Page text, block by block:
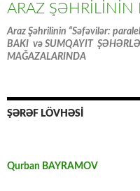
ARAZ ŞƏHRİLİNİN
Araz Şəhrilinin “Səfəvilər:
BAKI və SUMQAYIT
MAĞAZALARINDA
ŞƏRƏF LÖVHƏSİ
Qurban BAYRAMOV